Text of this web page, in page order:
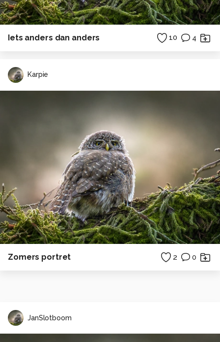
Iets anders dan anders 10 4
Karpie
Zomers portret 2 0
JanSlotboom